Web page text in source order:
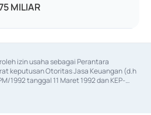
MILIAR
izin usaha sebagai Perantara
keputusan Otoritas Jasa Keuangan (d.h
1992 tanggal 11 Maret 1992 dan KEP-
2014, izin usaha sebagai Penjamin Emisi
Otoritas Jasa Keuangan Nomor KEP-